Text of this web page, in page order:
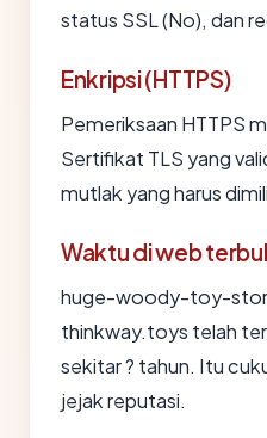
status SSL (No), dan
Enkripsi (HTTPS)
Pemeriksaan HTTPS
Sertifikat TLS yang
mutlak yang harus
Waktu di web
huge-woody-toy-
thinkway.toys telah
sekitar ? tahun. Itu
jejak reputasi.